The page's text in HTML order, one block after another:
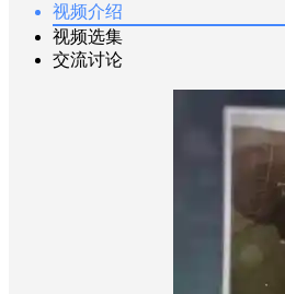
视频介绍
视频选集
交流讨论